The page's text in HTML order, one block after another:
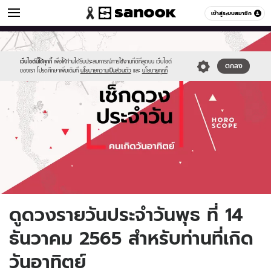
เข้าสู่ระบบสมาชิก
ดูดวง หมวดอื่นๆ
เว็บไซต์นี้ใช้คุกกี้ เพื่อให้ท่านได้รับประสบการณ์การใช้งานที่ดีที่สุดบน เว็บไซต์
ของเรา โปรดศึกษาเพิ่มเติมที่ นโยบายความเป็นส่วนตัว และ นโยบายคุกกี้
ตกลง
Sanook
//s.isanook.com/sr/0/images/logo-
new-
sanook.png
600
60
//s.isanook.com/ho/0/ud/fxd/day/daily-
horoscope-
sunday.jpg
ดูดวงรายวันประจำวันพุธ ที่ 14
ธันวาคม 2565 สำหรับท่านที่เกิด
วันอาทิตย์